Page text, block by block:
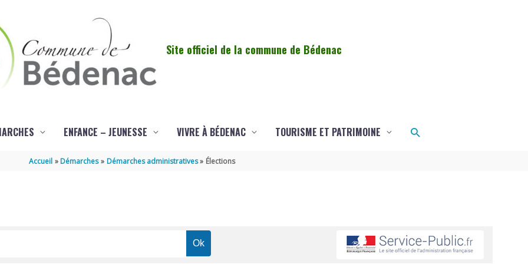
Site officiel de la commune de Bédenac
ENFANCE – JEUNESSE VIVRE À BÉDENAC TOURISME ET PATRIMOINE Rechercher
Accueil Démarches Démarches administratives Élections